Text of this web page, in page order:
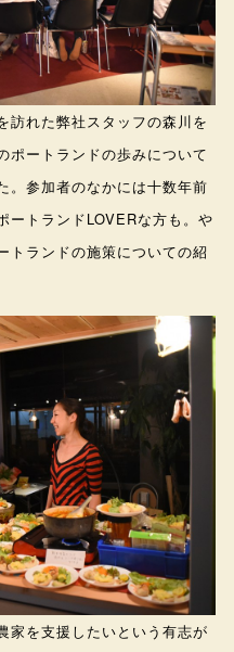
訪れた弊社スタッフの森川を
ポートランドの歩みについて
。参加者のなかには十数年前
ートランドLOVERな方も。や
トランドの施策についての紹
家を支援したいという有志が